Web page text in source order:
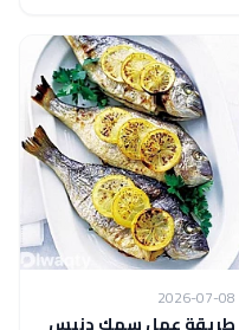
2026-07-08